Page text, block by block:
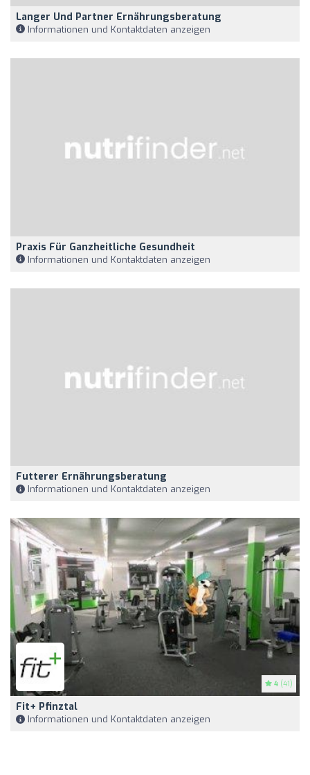
Langer Und Partner Ernährungsberatung
Informationen und Kontaktdaten anzeigen
Praxis Für Ganzheitliche Gesundheit
Informationen und Kontaktdaten anzeigen
Futterer Ernährungsberatung
Informationen und Kontaktdaten anzeigen
4 (41)
Fit+ Pfinztal
Informationen und Kontaktdaten anzeigen